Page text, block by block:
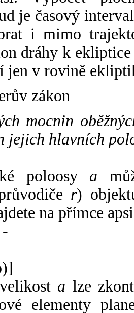
je časový
i mimo
dráhy k
jen v rovině
zákon
mocnin
jejich hlavních
poloosy a
r)
na přímce
a lze
elementy